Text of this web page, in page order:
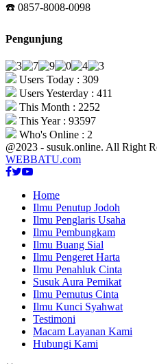
☎️ 0857-8008-0098
Pengunjung
Users Today : 309
Users Yesterday : 411
This Month : 2252
This Year : 93597
Who's Online : 2
@2023 - susuk.online. All Right
WEBBATU.com
Facebook
Twitter
Youtube
Home
Ilmu Penutup Jodoh
Ilmu Penglaris Usaha
Ilmu Pembungkam
Ilmu Buang Sial
Ilmu Pengeret Harta
Ilmu Penahluk Cinta
Susuk Aura Pemikat
Ilmu Pemutus Cinta
Ilmu Kunci Syahwat
Testimoni
Macam Layanan Kami
Hubungi Kami